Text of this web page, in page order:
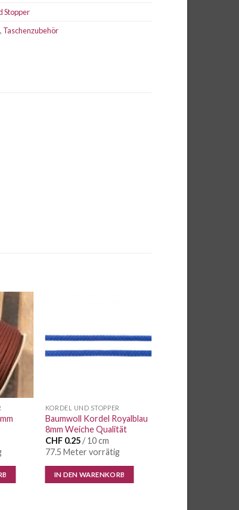
Stopper
, Taschenzubehör
die
KORDEL UND STOPPER
Baumwoll Kordel Royalblau
8mm Weiche Qualität
CHF0.25/ 10 cm
77.5 Meter vorrätig
IN DEN WARENKORB